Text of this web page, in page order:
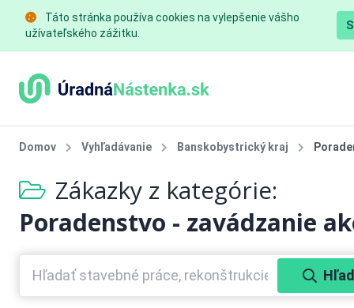
Táto stránka používa cookies na vylepšenie vášho
užívateľského zážitku.
Domov Vyhľadávanie Banskobystrický kraj
Zákazky z kategórie:
Poradenstvo - zavádzanie